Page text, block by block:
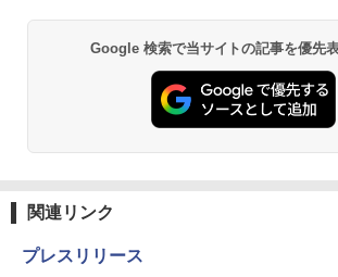
Google 検索で当サイトの記事を優先
関連リンク
プレスリリース